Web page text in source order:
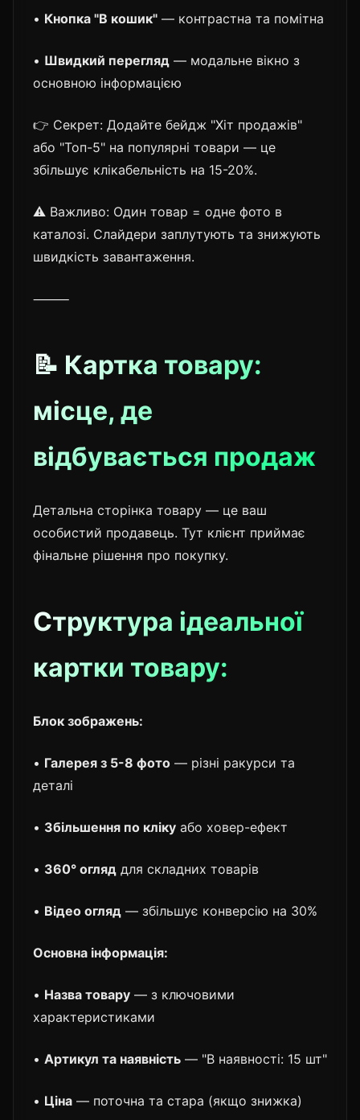
• Кнопка "В кошик" — контрастна та помітна
• Швидкий перегляд — модальне вікно з
основною інформацією
👉 Секрет: Додайте бейдж "Хіт продажів"
або "Топ-5" на популярні товари — це
збільшує клікабельність на 15-20%.
⚠️ Важливо: Один товар = одне фото в
каталозі. Слайдери заплутують та знижують
швидкість завантаження.
⸻
📝 Картка товару:
місце, де
відбувається продаж
Детальна сторінка товару — це ваш
особистий продавець. Тут клієнт приймає
фінальне рішення про покупку.
Структура ідеальної
картки товару:
Блок зображень:
• Галерея з 5-8 фото — різні ракурси та
деталі
• Збільшення по кліку або ховер-ефект
• 360° огляд для складних товарів
• Відео огляд — збільшує конверсію на 30%
Основна інформація:
• Назва товару — з ключовими
характеристиками
• Артикул та наявність — "В наявності: 15 шт"
• Ціна — поточна та стара (якщо знижка)